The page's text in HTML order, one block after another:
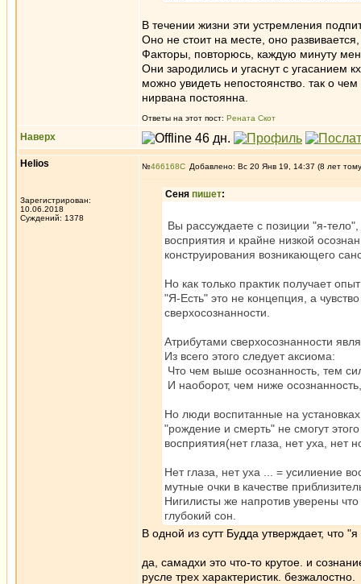
В течении жизни эти устремления
Оно не стоит на месте, оно
Факторы, повторюсь, каждую минуту
Они зародились и угаснут с угасанием
можно увидеть непостоянство. так о
нирвана постоянна.
Ответы на этот пост: Рената Скот
Наверх
Helios
Зарегистрирован:
10.06.2018
Суждений: 1378
№466168 Добавлено: Вс 20 Янв 19, 14:37 (8 лет
Сеня пишет:
Вы рассуждаете с позиции "я-
восприятия и крайне низкой
конструирования возникающего
Но как только практик получает
"Я-Есть" это не концепция, а
сверхосознанности.
Атрибутами сверхосознанности
Из всего этого следует аксиома:
Что чем выше осознанность, тем
И наоборот, чем ниже
Но люди воспитанные на
"рождение и смерть" не смогут
восприятия(нет глаза, нет уха, нет
Нет глаза, нет уха ... = усилиение
мутные очки в качестве
Нигилисты же напротив уверены
глубокий сон.
В одной из сутт Будда утверждает, что
да, самадхи это что-то крутое. и
русле трех характеристик. безжалостно.